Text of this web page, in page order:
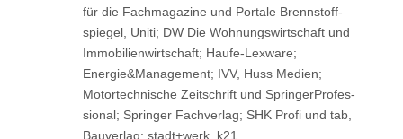
für die Fach­ma­ga­zine und Portale Brenn­stoff­
spie­gel, Uniti; DW Die Woh­nungs­wirt­schaft und
Immo­bi­li­en­wirt­schaft; Haufe-Lexware;
Energie&Management; IVV, Huss Medien;
Motor­tech­ni­sche Zeit­schrift und Sprin­ger­Pro­fes­
sio­nal; Sprin­ger Fachverlag; SHK Profi und tab,
Bau­ver­lag; stadt+werk, k21